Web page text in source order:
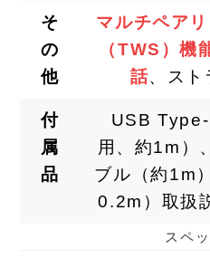
そ
の
他
マルチペア
（TWS）機
話、スト
付
属
品
USB
用、約1m）
ブル（約1m
0.2m）取扱
スペ